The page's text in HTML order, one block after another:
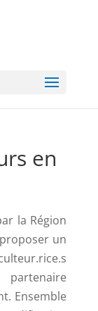
en
la Région
un
. Ensemble